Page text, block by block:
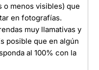
o menos visibles) que
en fotografías.
muy llamativas y
posible que en algún
al 100% con la